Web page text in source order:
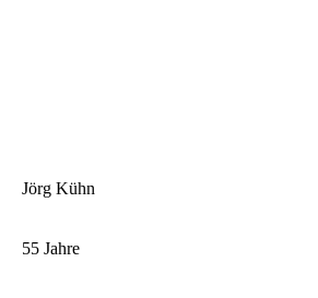
Jörg Kühn
55 Jahre